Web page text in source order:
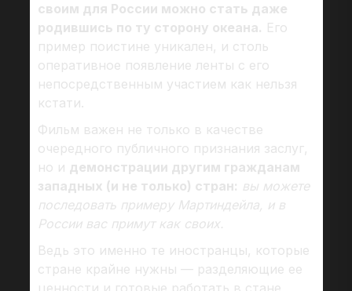
своим для России можно стать даже
родившись по ту сторону океана. Его
пример поистине уникален, и столь
оперативное появление ленты с его
непосредственным участием как нельзя
кстати.
Фильм важен не только в качестве
очередного публичного признания заслуг,
но и демонстрации другим гражданам
западных (и не только) стран: вы можете
последовать примеру Мартиндейла, и в
России вас примут как своих.
Ведь это именно те иностранцы, которые
стране крайне нужны — разделяющие ее